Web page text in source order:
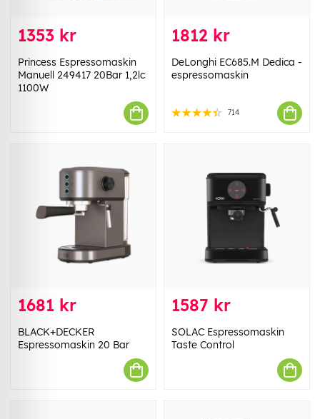
1353 kr
Princess Espressomaskin
Manuell 249417 20Bar 1,2lc
1100W
1812 kr
DeLonghi EC685.M Dedica -
espressomaskin
714
1681 kr
BLACK+DECKER
Espressomaskin 20 Bar
1587 kr
SOLAC Espressomaskin
Taste Control